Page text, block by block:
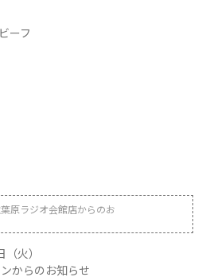
ーフ
原ラジオ会館店からのお
火）
からのお知らせ